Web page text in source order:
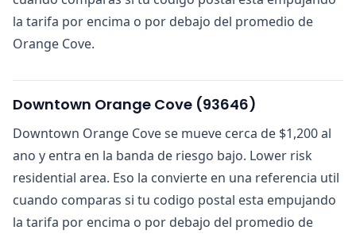
la tarifa por encima o por debajo del promedio de
Orange Cove.
Downtown Orange Cove (93646)
Downtown Orange Cove se mueve cerca de $1,200 al
ano y entra en la banda de riesgo bajo. Lower risk
residential area. Eso la convierte en una referencia util
cuando comparas si tu codigo postal esta empujando
la tarifa por encima o por debajo del promedio de